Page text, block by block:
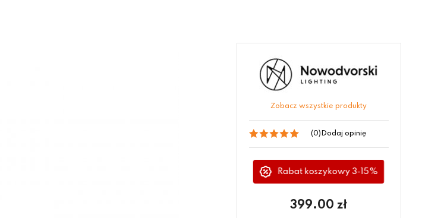
Zobacz wszystkie produkty
(0) Dodaj opinię
Rabat koszykowy 3-15%
399.00 zł